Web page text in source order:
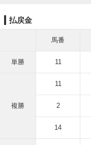
払戻金
馬番
単勝 11
複勝
11
2
14